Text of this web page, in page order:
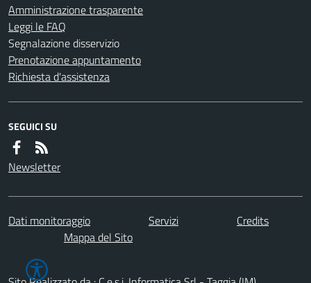
Amministrazione trasparente
Leggi le FAQ
Segnalazione disservizio
Prenotazione appuntamento
Richiesta d'assistenza
SEGUICI SU
Newsletter
Dati monitoraggio Servizi
Credits
Mappa del Sito